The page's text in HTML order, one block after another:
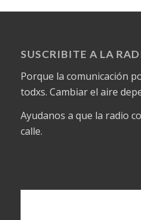
SUSCRIBITE A LA
Porque la comunicación
todxs. Cambiar el aire
Ayudanos a que la radio
calle.